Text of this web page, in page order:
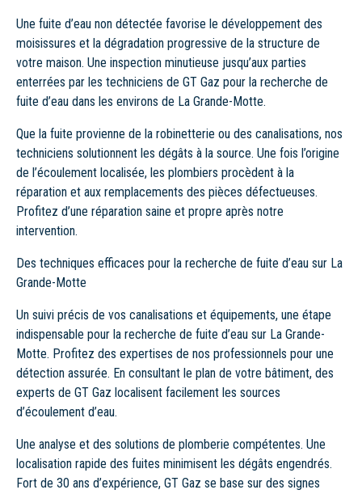
Une fuite d’eau non détectée favorise le développement des
moisissures et la dégradation progressive de la structure de
votre maison. Une inspection minutieuse jusqu’aux parties
enterrées par les techniciens de GT Gaz pour la recherche de
fuite d’eau dans les environs de La Grande-Motte.
Que la fuite provienne de la robinetterie ou des canalisations, nos
techniciens solutionnent les dégâts à la source. Une fois l’origine
de l’écoulement localisée, les plombiers procèdent à la
réparation et aux remplacements des pièces défectueuses.
Profitez d’une réparation saine et propre après notre
intervention.
Des techniques efficaces pour la recherche de fuite d’eau sur La
Grande-Motte
Un suivi précis de vos canalisations et équipements, une étape
indispensable pour la recherche de fuite d’eau sur La Grande-
Motte. Profitez des expertises de nos professionnels pour une
détection assurée. En consultant le plan de votre bâtiment, des
experts de GT Gaz localisent facilement les sources
d’écoulement d’eau.
Une analyse et des solutions de plomberie compétentes. Une
localisation rapide des fuites minimisent les dégâts engendrés.
Fort de 30 ans d’expérience, GT Gaz se base sur des signes